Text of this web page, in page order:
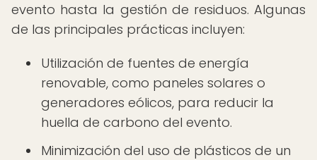
evento hasta la gestión de residuos. Algunas
de las principales prácticas incluyen:
Utilización de fuentes de energía
renovable, como paneles solares o
generadores eólicos, para reducir la
huella de carbono del evento.
Minimización del uso de plásticos de un